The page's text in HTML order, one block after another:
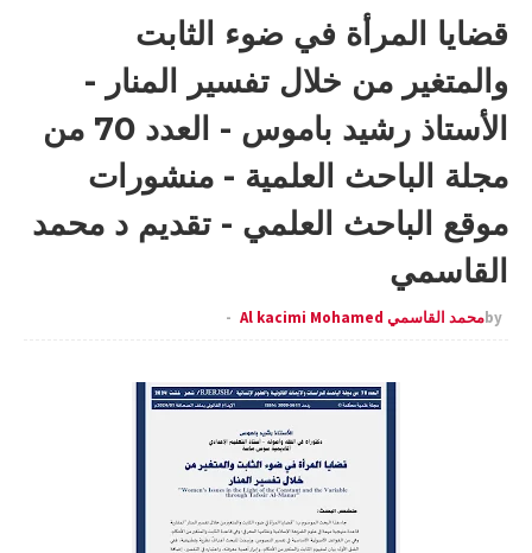
قضايا المرأة في ضوء الثابت
والمتغير من خلال تفسير المنار -
الأستاذ رشيد باموس - العدد 70 من
مجلة الباحث العلمية - منشورات
موقع الباحث العلمي - تقديم د محمد
القاسمي
byمحمد القاسمي Al kacimi Mohamed